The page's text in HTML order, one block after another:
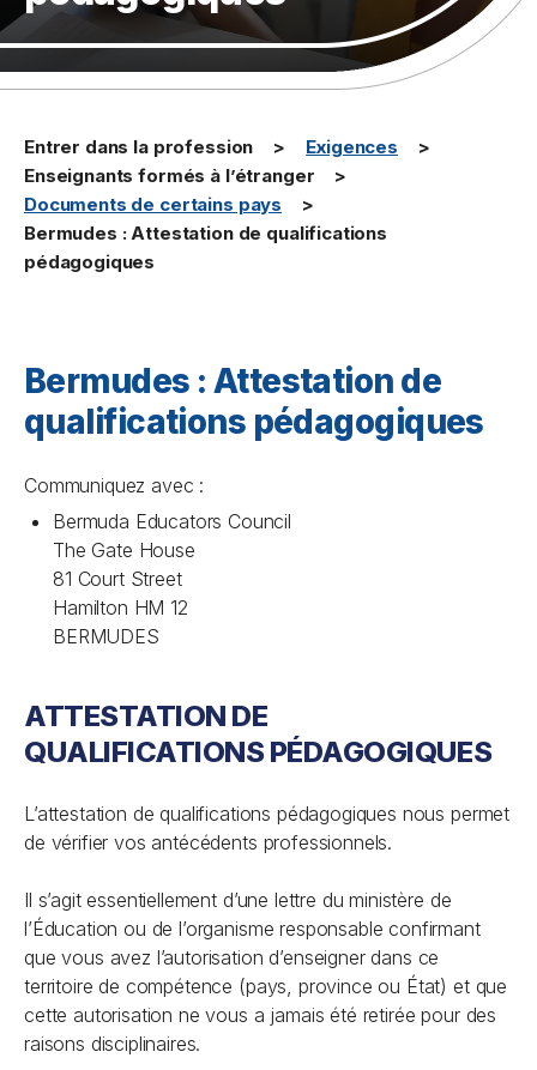
Entrer dans la profession
Exigences
Enseignants formés à l’étranger
Documents de certains pays
Bermudes : Attestation de qualifications
pédagogiques
Bermudes : Attestation de
qualifications pédagogiques
Communiquez avec :
Bermuda Educators Council
The Gate House
81 Court Street
Hamilton HM 12
BERMUDES
ATTESTATION DE
QUALIFICATIONS PÉDAGOGIQUES
L’attestation de qualifications pédagogiques nous permet
de vérifier vos antécédents professionnels.
Il s’agit essentiellement d’une lettre du ministère de
l’Éducation ou de l’organisme responsable confirmant
que vous avez l’autorisation d’enseigner dans ce
territoire de compétence (pays, province ou État) et que
cette autorisation ne vous a jamais été retirée pour des
raisons disciplinaires.